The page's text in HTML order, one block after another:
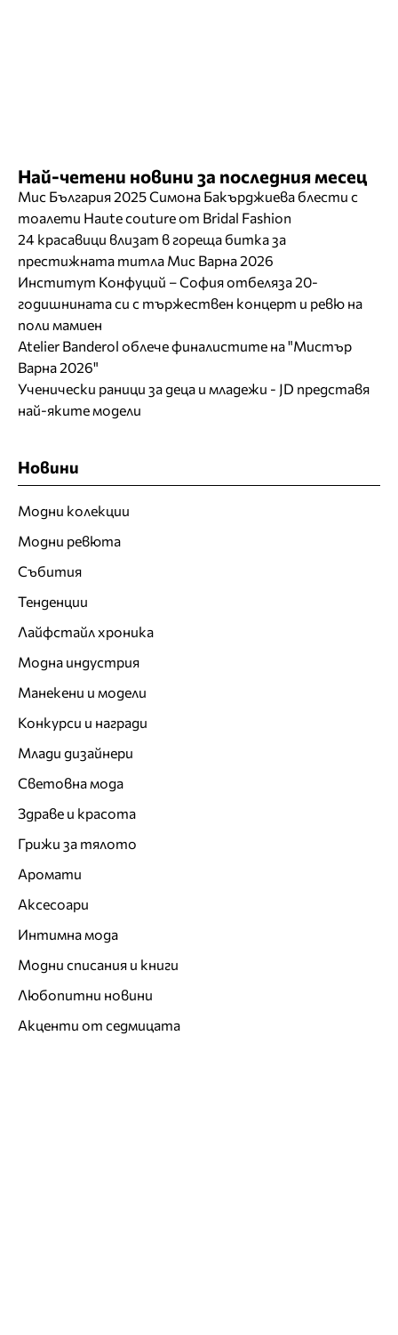
Най-четени новини за последния месец
Мис България 2025 Симона Бакърджиева блести с
тоалети Haute couture от Bridal Fashion
24 красавици влизат в гореща битка за
престижната титла Мис Варна 2026
Институт Конфуций – София отбеляза 20-
годишнината си с тържествен концерт и ревю на
поли мамиен
Atelier Banderol облече финалистите на "Мистър
Варна 2026"
Ученически раници за деца и младежи - JD представя
най-яките модели
Новини
Модни колекции
Модни ревюта
Събития
Тенденции
Лайфстайл хроника
Модна индустрия
Манекени и модели
Конкурси и награди
Млади дизайнери
Световна мода
Здраве и красота
Грижи за тялото
Аромати
Аксесоари
Интимна мода
Модни списания и книги
Любопитни новини
Акценти от седмицата